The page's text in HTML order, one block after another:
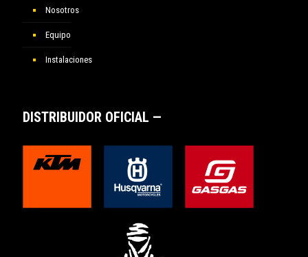
Nosotros
Equipo
Instalaciones
DISTRIBUIDOR OFICIAL —